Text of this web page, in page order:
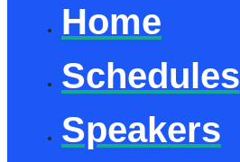
Home
Schedules
Speakers